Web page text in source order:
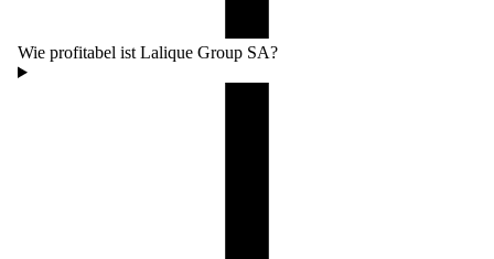
Wie profitabel ist Lalique Group SA?